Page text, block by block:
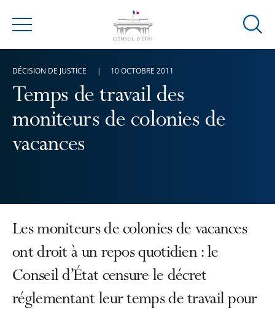
Menu
Ouvrir
Temps de travail des
moniteurs de colonies de
vacances
DÉCISION DE JUSTICE 10 OCTOBRE 2011
Les moniteurs de colonies de vacances
ont droit à un repos quotidien : le
Conseil d’État censure le décret
réglementant leur temps de travail pour